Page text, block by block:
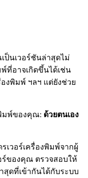
ป็นเวอร์ชันล่าสุดไม่
ที่อาจเกิดขึ้นได้เช่น
งพิมพ์ ฯลฯ แต่ยังช่วย
มพ์ของคุณ: ด้วยตนเอง
เวอร์เครื่องพิมพ์จากผู้
ร์ของคุณ ตรวจสอบให้
สุดที่เข้ากันได้กับระบบ